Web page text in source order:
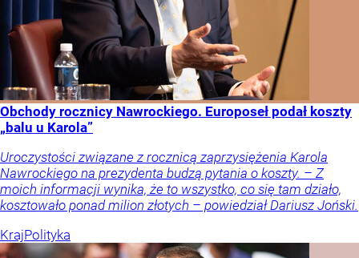
Obchody rocznicy Nawrockiego. Europoseł podał koszty
„balu u Karola”
Uroczystości związane z rocznicą zaprzysiężenia Karola
Nawrockiego na prezydenta budzą pytania o koszty. – Z
moich informacji wynika, że to wszystko, co się tam działo,
kosztowało ponad milion złotych – powiedział Dariusz Joński.
KrajPolityka